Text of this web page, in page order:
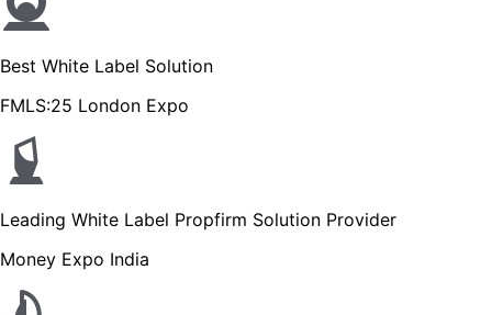
Best White Label Solution
FMLS:25 London Expo
Leading White Label Propfirm Solution Provider
Money Expo India